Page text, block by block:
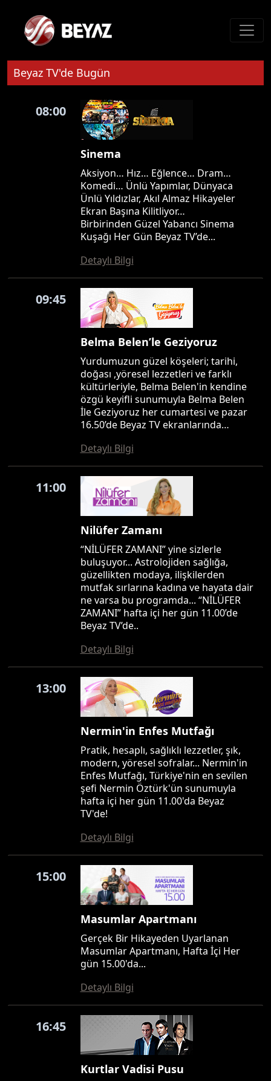
Beyaz TV'de Bugün
08:00
Sinema
Aksiyon… Hız… Eğlence… Dram…
Komedi… Ünlü Yapımlar, Dünyaca
Ünlü Yıldızlar, Akıl Almaz Hikayeler
Ekran Başına Kilitliyor…
Birbirinden Güzel Yabancı Sinema
Kuşağı Her Gün Beyaz TV’de...
Detaylı Bilgi
09:45
Belma Belen’le Geziyoruz
Yurdumuzun güzel köşeleri; tarihi,
doğası ,yöresel lezzetleri ve farklı
kültürleriyle, Belma Belen'in kendine
özgü keyifli sunumuyla Belma Belen
İle Geziyoruz her cumartesi ve pazar
16.50’de Beyaz TV ekranlarında…
Detaylı Bilgi
11:00
Nilüfer Zamanı
“NİLÜFER ZAMANI” yine sizlerle
buluşuyor... Astrolojiden sağlığa,
güzellikten modaya, ilişkilerden
mutfak sırlarına kadına ve hayata dair
ne varsa bu programda... “NİLÜFER
ZAMANI” hafta içi her gün 11.00’de
Beyaz TV’de..
Detaylı Bilgi
13:00
Nermin'in Enfes Mutfağı
Pratik, hesaplı, sağlıklı lezzetler, şık,
modern, yöresel sofralar... Nermin'in
Enfes Mutfağı, Türkiye'nin en sevilen
şefi Nermin Öztürk'ün sunumuyla
hafta içi her gün 11.00'da Beyaz
TV'de!
Detaylı Bilgi
15:00
Masumlar Apartmanı
Gerçek Bir Hikayeden Uyarlanan
Masumlar Apartmanı, Hafta İçi Her
gün 15.00'da...
Detaylı Bilgi
16:45
Kurtlar Vadisi Pusu